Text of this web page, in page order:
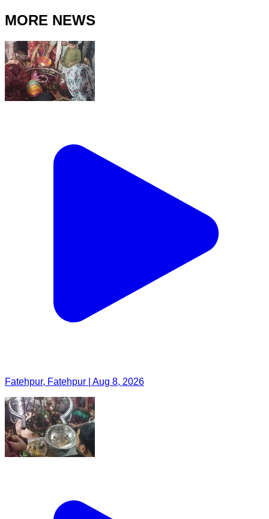
MORE NEWS
Fatehpur, Fatehpur | Aug 8, 2026